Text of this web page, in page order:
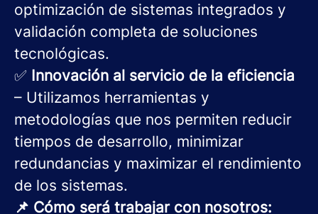
optimización de sistemas integrados y
validación completa de soluciones
tecnológicas.
✅ Innovación al servicio de la eficiencia
– Utilizamos herramientas y
metodologías que nos permiten reducir
tiempos de desarrollo, minimizar
redundancias y maximizar el rendimiento
de los sistemas.
📌 Cómo será trabajar con nosotros: